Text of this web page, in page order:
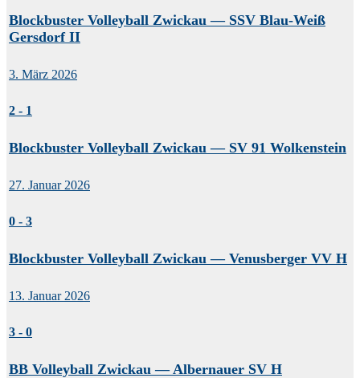
Blockbuster Volleyball Zwickau — SSV Blau-Weiß
Gersdorf II
3. März 2026
2 - 1
Blockbuster Volleyball Zwickau — SV 91 Wolkenstein
27. Januar 2026
0 - 3
Blockbuster Volleyball Zwickau — Venusberger VV H
13. Januar 2026
3 - 0
BB Volleyball Zwickau — Albernauer SV H